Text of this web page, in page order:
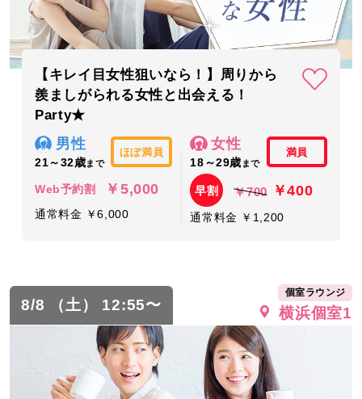
【キレイ目女性狙いなら！】周りから
羨ましがられる女性と出会える！
Party★
男性
21～32歳まで
ほぼ満員
Web予約割 ￥5,000
通常料金 ￥6,000
女性
18～29歳 まで
満員
早割 ￥700 ￥400
通常料金 ￥1,200
8/8 （土） 12:55〜
個室ラウンジ
横浜個室1